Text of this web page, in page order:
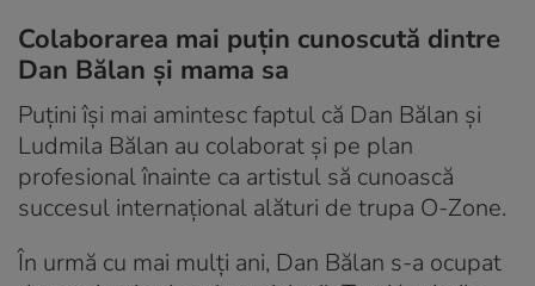
Colaborarea mai puțin cunoscută dintre
Dan Bălan și mama sa
Puțini își mai amintesc faptul că Dan Bălan și
Ludmila Bălan au colaborat și pe plan
profesional înainte ca artistul să cunoască
succesul internațional alături de trupa O-Zone.
În urmă cu mai mulți ani, Dan Bălan s-a ocupat